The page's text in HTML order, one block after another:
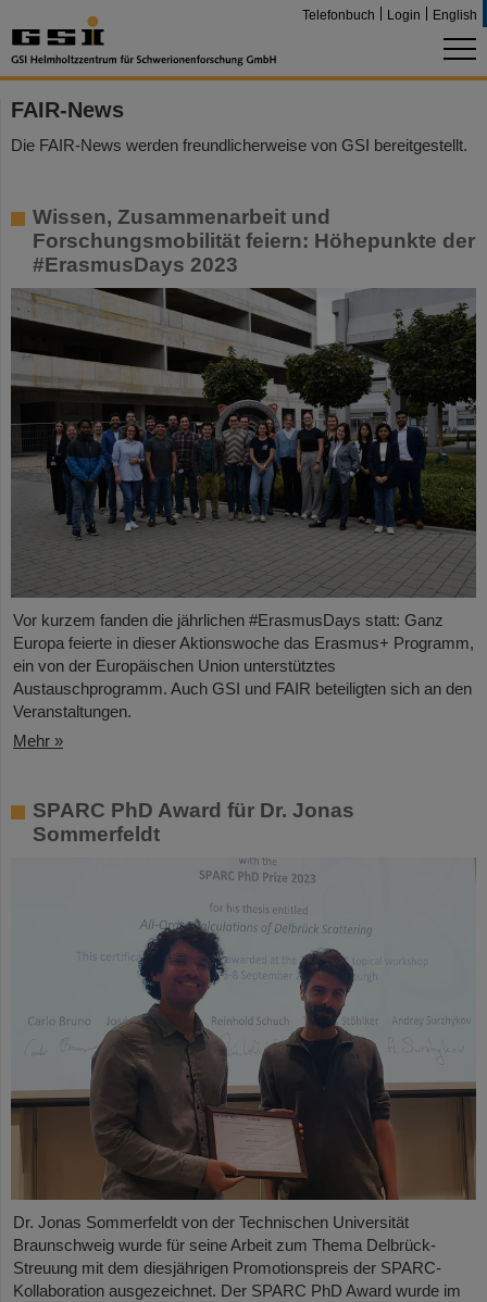
Telefonbuch Login English
FAIR-News
Die FAIR-News werden freundlicherweise von GSI bereitgestellt.
Wissen, Zusammenarbeit und
Forschungsmobilität feiern: Höhepunkte der
#ErasmusDays 2023
Vor kurzem fanden die jährlichen #ErasmusDays statt: Ganz
Europa feierte in dieser Aktionswoche das Erasmus+ Programm,
ein von der Europäischen Union unterstütztes
Austauschprogramm. Auch GSI und FAIR beteiligten sich an den
Veranstaltungen.
Mehr »
SPARC PhD Award für Dr. Jonas
Sommerfeldt
Dr. Jonas Sommerfeldt von der Technischen Universität
Braunschweig wurde für seine Arbeit zum Thema Delbrück-
Streuung mit dem diesjährigen Promotionspreis der SPARC-
Kollaboration ausgezeichnet. Der SPARC PhD Award wurde im